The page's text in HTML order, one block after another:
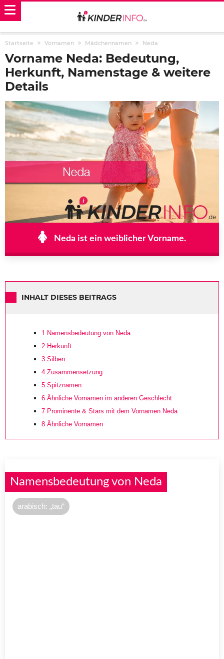
Startseite Vornamen Mädchennamen Neda
Vorname Neda: Bedeutung,
Herkunft, Namenstage & weitere
Details
Neda ist ein weiblicher Vorname.
INHALT DIESES BEITRAGS
1 Namensbedeutung von Neda
2 Herkunft
3 Silben
4 Zusammensetzung
5 Spitznamen
6 Ähnliche Vornamen im anderen Geschlecht
7 Prominente & Stars mit dem Vornamen Neda
8 Ähnliche Vornamen
Namensbedeutung von Neda
arabisch: „tau“